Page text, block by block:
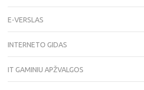
E-VERSLAS
INTERNETO GIDAS
IT GAMINIU APŽVALGOS